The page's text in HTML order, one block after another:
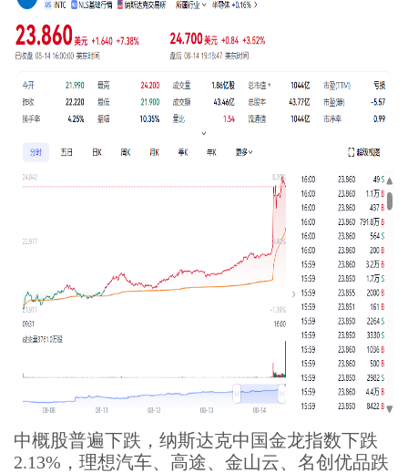
中概股普遍下跌，纳斯达克中国金龙指数下跌
2.13%，理想汽车、高途、金山云、名创优品跌